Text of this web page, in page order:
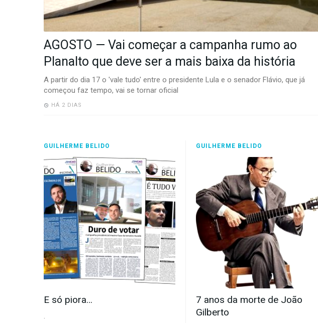
AGOSTO — Vai começar a campanha rumo ao
Planalto que deve ser a mais baixa da história
A partir do dia 17 o 'vale tudo' entre o presidente Lula e o senador Flávio, que já
começou faz tempo, vai se tornar oficial
HÁ 2 DIAS
GUILHERME BELIDO
E só piora…
.
GUILHERME BELIDO
7 anos da morte de João
Gilberto